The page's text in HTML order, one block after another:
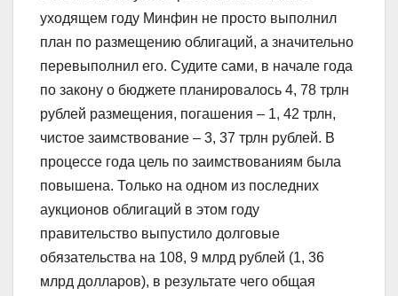
уходящем году Минфин не просто выполнил
план по размещению облигаций, а значительно
перевыполнил его. Судите сами, в начале года
по закону о бюджете планировалось 4, 78 трлн
рублей размещения, погашения – 1, 42 трлн,
чистое заимствование – 3, 37 трлн рублей. В
процессе года цель по заимствованиям была
повышена. Только на одном из последних
аукционов облигаций в этом году
правительство выпустило долговые
обязательства на 108, 9 млрд рублей (1, 36
млрд долларов), в результате чего общая